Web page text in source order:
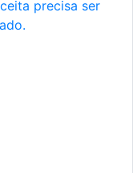
precisa ser